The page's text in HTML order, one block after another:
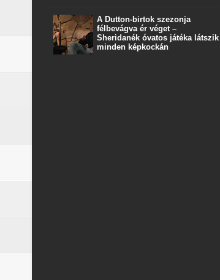
A Dutton‑birtok szezonja
félbevágva ér véget –
Sheridanék óvatos játéka látszik
minden képkockán